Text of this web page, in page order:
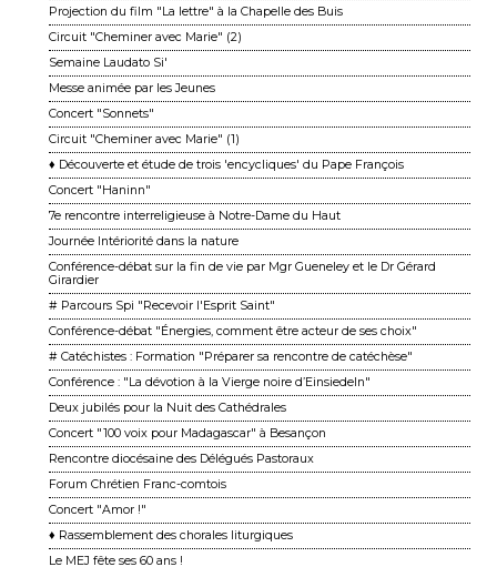
Projection du film "La lettre" à la Chapelle des Buis
Circuit "Cheminer avec Marie" (2)
Semaine Laudato Si'
Messe animée par les Jeunes
Concert "Sonnets"
Circuit "Cheminer avec Marie" (1)
♦ Découverte et étude de trois 'encycliques' du Pape François
Concert "Haninn"
7e rencontre interreligieuse à Notre-Dame du Haut
Journée Intériorité dans la nature
Conférence-débat sur la fin de vie par Mgr Gueneley et le Dr Gérard
Girardier
# Parcours Spi "Recevoir l'Esprit Saint"
Conférence-débat "Énergies, comment être acteur de ses choix"
# Catéchistes : Formation "Préparer sa rencontre de catéchèse"
Conférence : "La dévotion à la Vierge noire d’Einsiedeln"
Deux jubilés pour la Nuit des Cathédrales
Concert "100 voix pour Madagascar" à Besançon
Rencontre diocésaine des Délégués Pastoraux
Forum Chrétien Franc-comtois
Concert "Amor !"
♦ Rassemblement des chorales liturgiques
Le MEJ fête ses 60 ans !